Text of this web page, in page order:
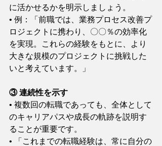
に活かせるかを明示しましょう。
• 例：「前職では、業務プロセス改善プ
ロジェクトに携わり、〇〇％の効率化
を実現。これらの経験をもとに、より
大きな規模のプロジェクトに挑戦した
いと考えています。」
③ 連続性を示す
• 複数回の転職であっても、全体として
のキャリアパスや成長の軌跡を説明す
ることが重要です。
• 「これまでの転職経験は、常に自分の